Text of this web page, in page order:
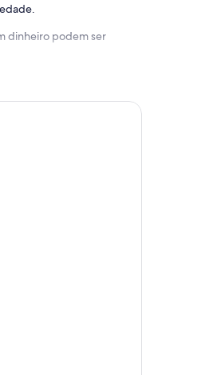
dinheiro podem ser